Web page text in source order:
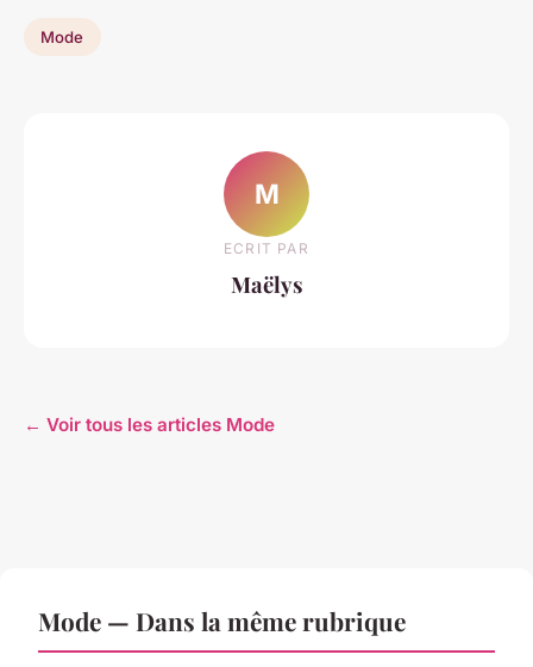
Mode
M
ECRIT PAR
Maëlys
← Voir tous les articles Mode
Mode — Dans la même rubrique